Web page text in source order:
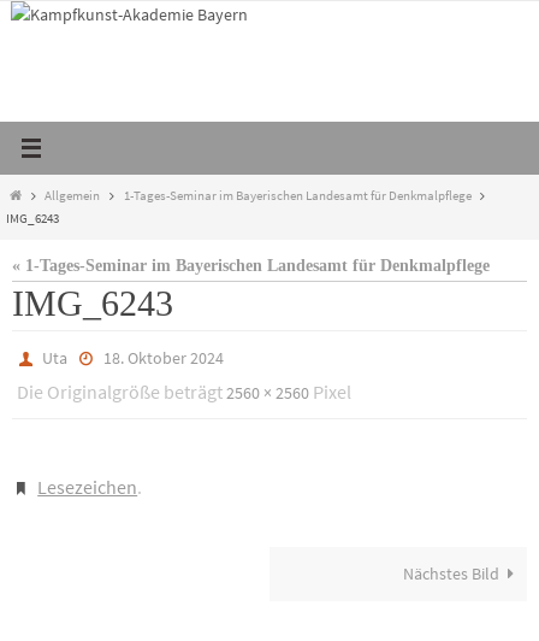
Zum
StartAllgemein
1-Tages-Seminar im Bayerischen Landesamt für Denkmalpflege
IMG_6243
« 1-Tages-Seminar im Bayerischen Landesamt für Denkmalpflege
IMG_6243
Uta 18. Oktober 2024
Die Originalgröße beträgt2560 × 2560 Pixel
Lesezeichen.
Nächstes Bild